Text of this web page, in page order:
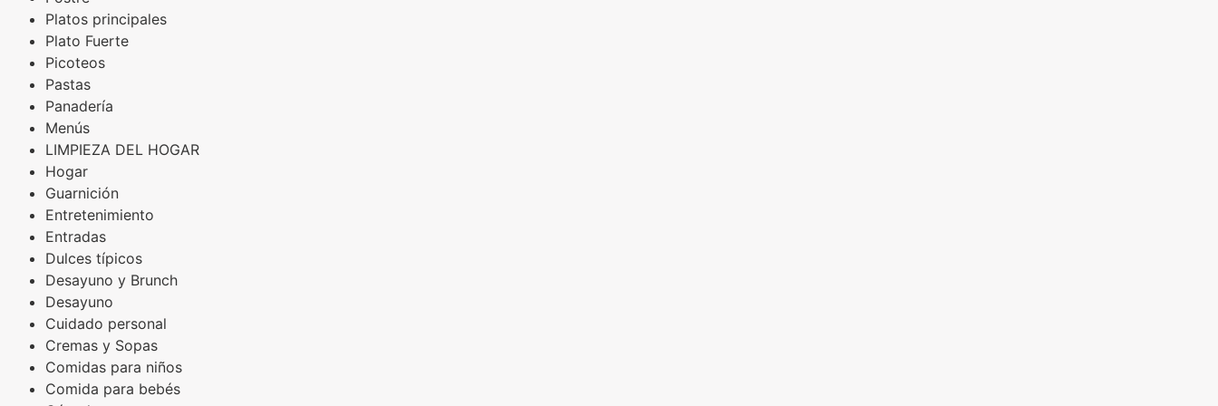
Platos principales
Plato Fuerte
Picoteos
Pastas
Panadería
Menús
LIMPIEZA DEL HOGAR
Hogar
Guarnición
Entretenimiento
Entradas
Dulces típicos
Desayuno y Brunch
Desayuno
Cuidado personal
Cremas y Sopas
Comidas para niños
Comida para bebés